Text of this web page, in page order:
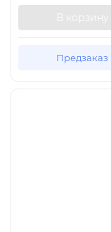
В корзину
Предзаказ